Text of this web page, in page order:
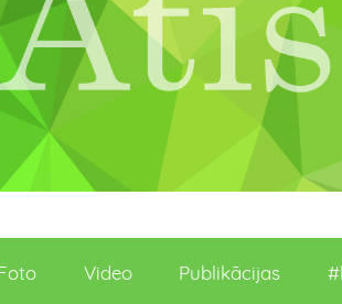
Video Publikācijas